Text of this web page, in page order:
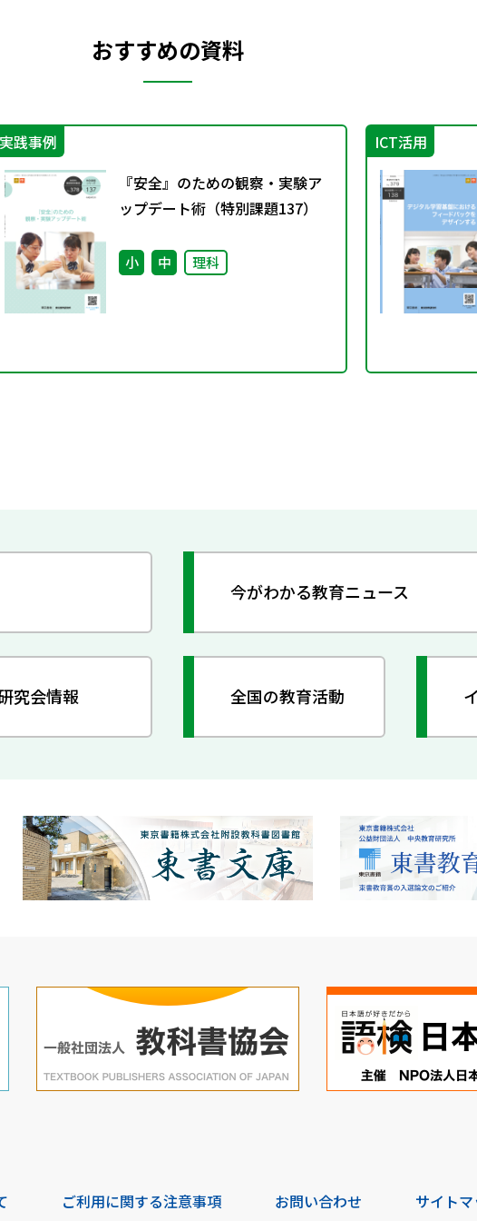
おすすめの資料
実践事例
『安全』のための観察・実験ア
ップデート術（特別課題137）
小 中 理科
ICT活用
今がわかる教育ニュース
究会情報 全国の教育活動
ご利用に関する注意事項 お問い合わせ サイト